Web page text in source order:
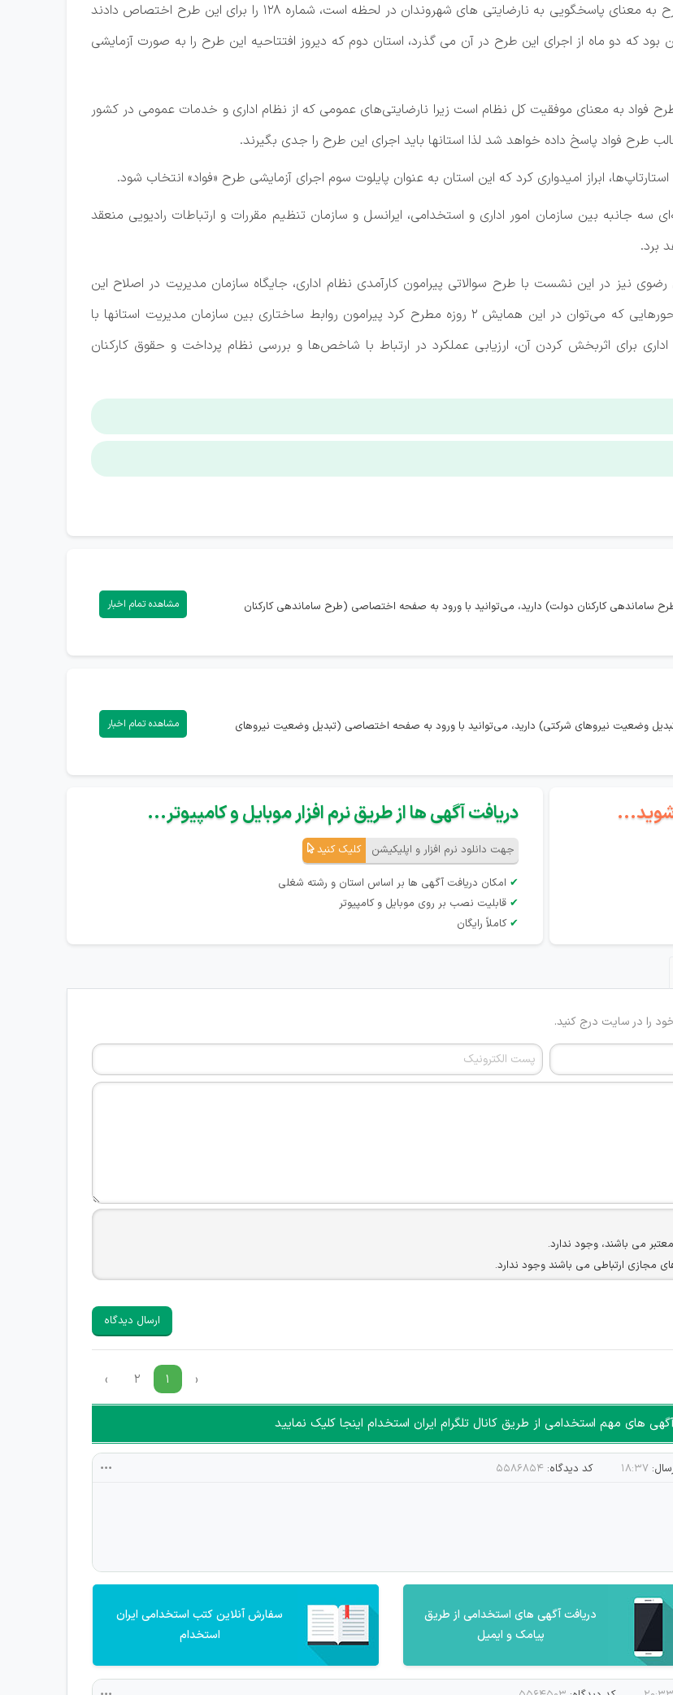
وی با اشاره به طرح فوریت های اداری (فواد) است، گفت: این طرح به معنای پاسخگویی به نارضایتی های شهروندان در لحظه است، شماره ۱۲۸ را برای این طرح اختصاص دادند
بود که دو ماه از اجرای این طرح در آن می گذرد، استان دوم که دیروز افتتاحیه این طرح را به صورت آزمایشی
فواد به معنای موفقیت کل نظام است زیرا نارضایتی‌های عمومی که از نظام اداری و خدمات عمومی در کشور
طرح فواد پاسخ داده خواهد شد لذا استانها باید اجرای این طرح را جدی بگیرند.
سه جانبه بین سازمان امور اداری و استخدامی، ایرانسل و سازمان تنظیم مقررات و ارتباطات رادیویی منعقد
برد.
نیز در این نشست با طرح سوالاتی پیرامون کارآمدی نظام اداری، جایگاه سازمان مدیریت در اصلاح این
نظام، نحوه اجرای اهداف ملی مرتبط با آن در استانها گفت: محورهایی که می‌توان در این همایش ۲ روزه مطرح کرد پیرامون روابط ساختاری بین سازمان مدیریت استانها با
برای اثربخش کردن آن، ارزیابی عملکرد در ارتباط با شاخص‌ها و بررسی نظام پرداخت و حقوق کارکنان
ساماندهی کارکنان دولت) دارید، می‌توانید با ورود به صفحه اختصاصی (طرح ساماندهی کارکنان
مشاهده تمام اخبار
وضعیت نیروهای شرکتی) دارید، می‌توانید با ورود به صفحه اختصاصی (تبدیل وضعیت نیروهای
مشاهده تمام اخبار
شوید... دریافت آگهی ها از طریق نرم افزار موبایل و کامپیوتر...
جهت دانلود نرم افزار و اپلیکیشن کلیک کنید
✔ امکان دریافت آگهی ها بر اساس استان و رشته شغلی
✔ قابلیت نصب بر روی موبایل و کامپیوتر
✔ کاملاً رایگان
خود را در سایت درج کنید.
می باشند، وجود ندارد.
می باشد.
فردی توسط کاربران سایت وجود ندارد.
ارسال دیدگاه
‹ ۱ ۲ ›
های مهم استخدامی از طریق کانال تلگرام ایران استخدام اینجا کلیک نمایید
۱۸:۳۷ کد دیدگاه: ۵۵۸۶۸۵۴
دریافت آگهی های استخدامی از طریق
پیامک و ایمیل
سفارش آنلاین کتب استخدامی ایران
استخدام